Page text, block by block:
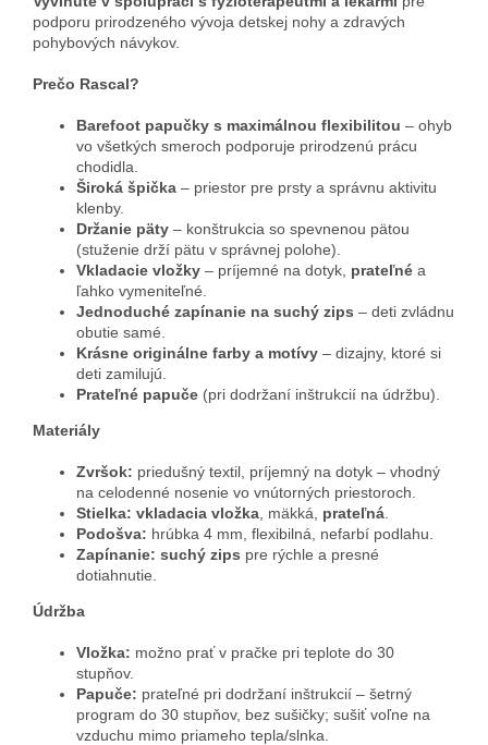
podporu prirodzeného vývoja detskej nohy a zdravých
pohybových návykov.
Prečo Rascal?
Barefoot papučky s maximálnou flexibilitou – ohyb
vo všetkých smeroch podporuje prirodzenú prácu
chodidla.
Široká špička – priestor pre prsty a správnu aktivitu
klenby.
Držanie päty – konštrukcia so spevnenou pätou
(stuženie drží pätu v správnej polohe).
Vkladacie vložky – príjemné na dotyk, prateľné a
ľahko vymeniteľné.
Jednoduché zapínanie na suchý zips – deti zvládnu
obutie samé.
Krásne originálne farby a motívy – dizajny, ktoré si
deti zamilujú.
Prateľné papuče (pri dodržaní inštrukcií na údržbu).
Materiály
Zvršok: priedušný textil, príjemný na dotyk – vhodný
na celodenné nosenie vo vnútorných priestoroch.
Stielka: vkladacia vložka , mäkká, prateľná
Podošva: hrúbka 4 mm, flexibilná, nefarbí podlahu.
Zapínanie: suchý zips pre rýchle a presné
dotiahnutie.
Údržba
Vložka: možno prať v pračke pri teplote do 30
stupňov.
Papuče: prateľné pri dodržaní inštrukcií – šetrný
program do 30 stupňov, bez sušičky; sušiť voľne na
vzduchu mimo priameho tepla/slnka.